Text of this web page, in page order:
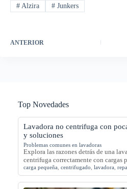
#Alzira #Junkers
ANTERIOR
Top Novedades
Lavadora no centrifuga con
y soluciones
Problemas comunes en lavadoras
Explora las razones detrás de una
centrifuga correctamente con cargas
carga pequeña centrifugado lavadora